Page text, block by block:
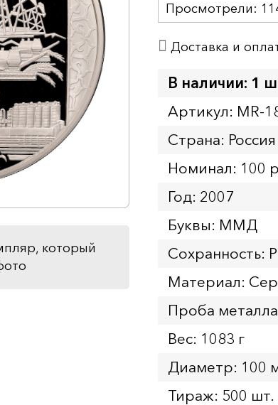
который
Просмотрели:
Доставка и
В наличии: 1
Артикул: MR-
Страна: Россия
Номинал: 100
Год: 2007
Буквы: ММД
Сохранность:
Материал:
Проба
Вес: 1083 г
Диаметр: 100
Тираж: 500 шт.